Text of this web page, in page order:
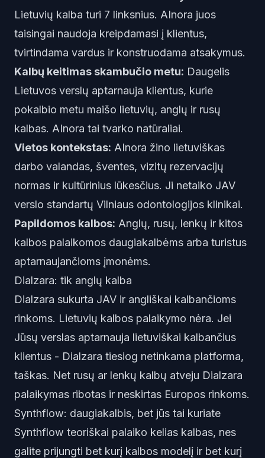
Lietuvių kalba turi 7 linksnius. AInora juos
taisingai naudoja kreipdamasi į klientus,
tvirtindama vardus ir konstruodama atsakymus.
Kalbų keitimas skambučio metu: Daugelis
Lietuvos verslų aptarnauja klientus, kurie
pokalbio metu maišo lietuvių, anglų ir rusų
kalbas. AInora tai tvarko natūraliai.
Vietos kontekstas: AInora žino lietuviškas
darbo valandas, šventes, vizitų rezervacijų
normas ir kultūrinius lūkesčius. Ji netaiko JAV
verslo standartų Vilniaus odontologijos klinikai.
Papildomos kalbos: Anglų, rusų, lenkų ir kitos
kalbos palaikomos daugiakalbėms arba turistus
aptarnaujančioms įmonėms.
Dialzara: tik anglų kalba
Dialzara sukurta JAV ir angliškai kalbančioms
rinkoms. Lietuvių kalbos palaikymo nėra. Jei
Jūsų verslas aptarnauja lietuviškai kalbančius
klientus - Dialzara tiesiog netinkama platforma,
taškas. Net rusų ar lenkų kalbų atveju Dialzara
palaikymas ribotas ir neskirtas Europos rinkoms.
Synthflow: daugiakalbis, bet jūs tai kuriate
Synthflow teoriškai palaiko kelias kalbas, nes
galite prijungti bet kurį kalbos modelį ir bet kurį